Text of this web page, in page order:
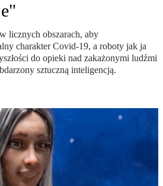
licznych obszarach, aby
charakter Covid-19, a roboty jak ja
do opieki nad zakażonymi ludźmi
sztuczną inteligencją.